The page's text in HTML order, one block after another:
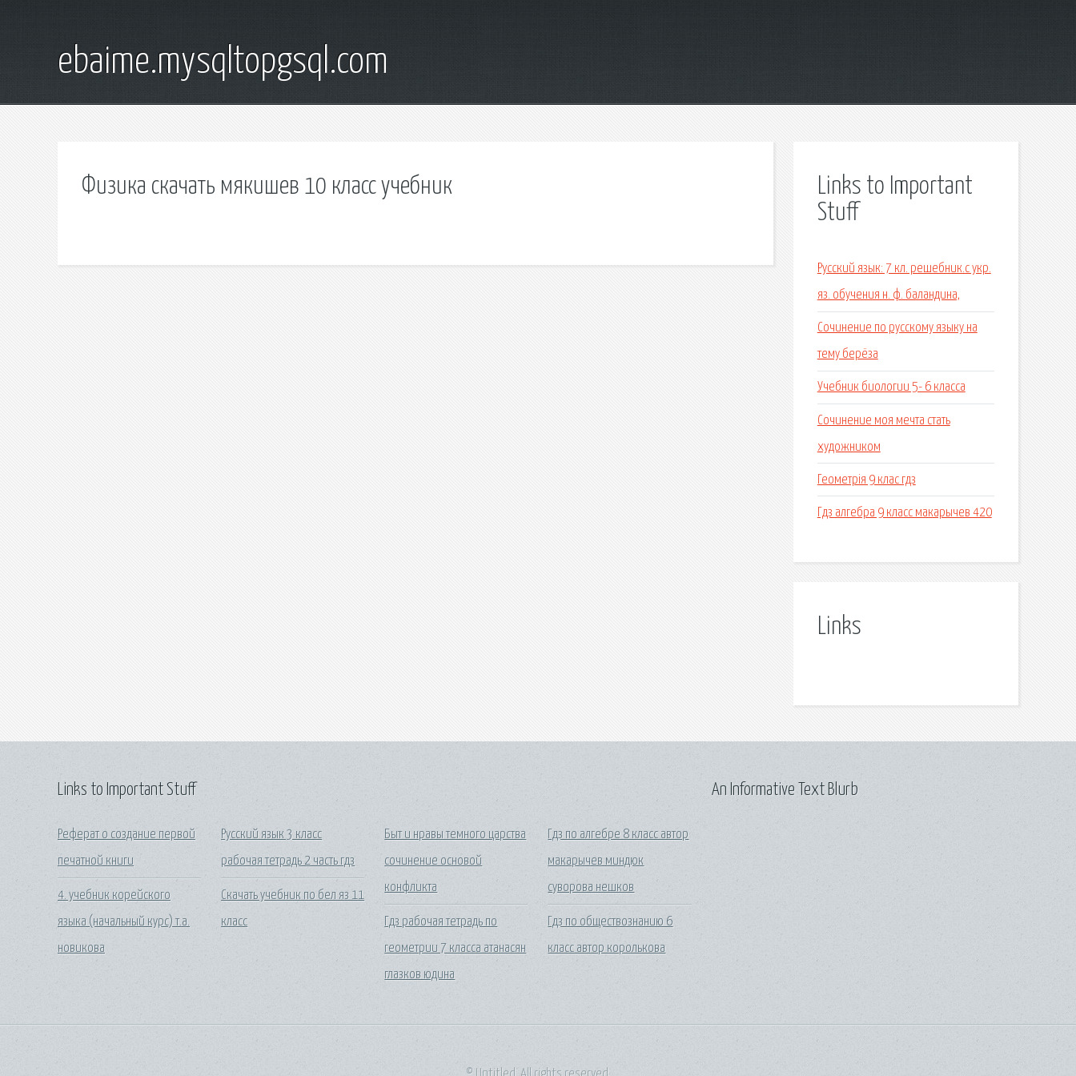
ebaime.mysqltopgsql.com
Физика скачать мякишев 10 класс учебник
Links to Important
Stuff
Русский язык: 7 кл. решебник.с укр.
яз. обучения н. ф. баландина,
Сочинение по русскому языку на
тему берёза
Учебник биологии 5- 6 класса
Сочинение моя мечта стать
художником
Геометрія 9 клас гдз
Гдз алгебра 9 класс макарычев 420
Links
Links to Important Stuff
Реферат о создание первой
печатной книги
4. учебник корейского
языка (начальный курс) т.а.
новикова
Русский язык 3 класс
рабочая тетрадь 2 часть гдз
Скачать учебник по бел яз 11
класс
Быт и нравы темного царства
сочинение основой
конфликта
Гдз рабочая тетрадь по
геометрии 7 класса атанасян
глазков юдина
Гдз по алгебре 8 класс автор
макарычев миндюк
суворова нешков
Гдз по обществознанию 6
класс автор королькова
An Informative Text Blurb